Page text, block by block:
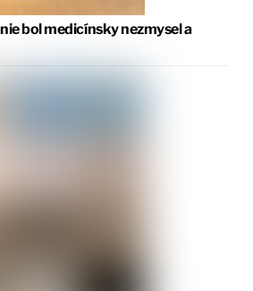
bol medicínsky nezmysel a